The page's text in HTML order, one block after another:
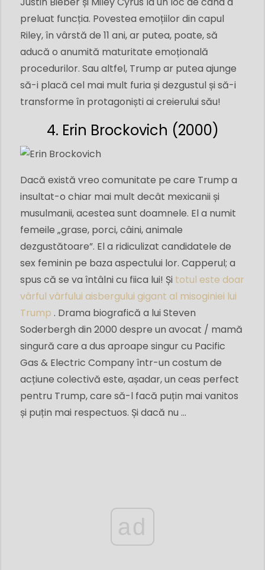
preluat funcția. Povestea emoțiilor din capul
Riley, în vârstă de 11 ani, ar putea, poate, să
aducă o anumită maturitate emoțională
procedurilor. Sau altfel, Trump ar putea ajunge
să-i placă cel mai mult furia și dezgustul și să-i
transforme în protagoniști ai creierului său!
4. Erin Brockovich (2000)
Dacă există vreo comunitate pe care Trump a
insultat-o ​​chiar mai mult decât mexicanii și
musulmanii, acestea sunt doamnele. El a numit
femeile „grase, porci, câini, animale
dezgustătoare”. El a ridiculizat candidatele de
sex feminin pe baza aspectului lor. Capperul; a
spus că se va întâlni cu fiica lui! Și totul este doar
vârful vârfului aisbergului gigant al misoginiei lui
Trump . Drama biografică a lui Steven
Soderbergh din 2000 despre un avocat / mamă
singură care a dus aproape singur cu Pacific
Gas & Electric Company într-un costum de
acțiune colectivă este, așadar, un ceas perfect
pentru Trump, care să-l facă puțin mai vanitos
și puțin mai respectuos. Și dacă nu ...
ad